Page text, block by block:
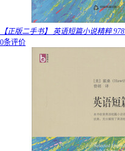
【正版二手书】 英语短篇小说精粹
0条评价